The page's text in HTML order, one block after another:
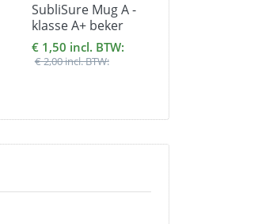
SubliSure Mug A -
klasse A+ beker
inhoud 330 ml met
Doosje
€ 1,50 incl. BTW:
€ 2,00 incl. BTW: